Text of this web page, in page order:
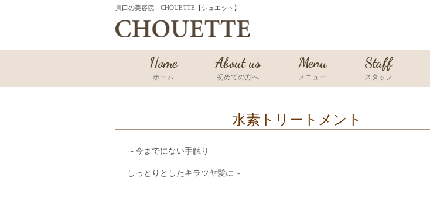
川口の美容院 CHOUETTE【シュエット】
Home
ホーム
About us
初めての方へ
Menu
メニュー
Staff
スタッフ
水素トリートメント
～今までにない手触り
しっとりとしたキラツヤ髪に～